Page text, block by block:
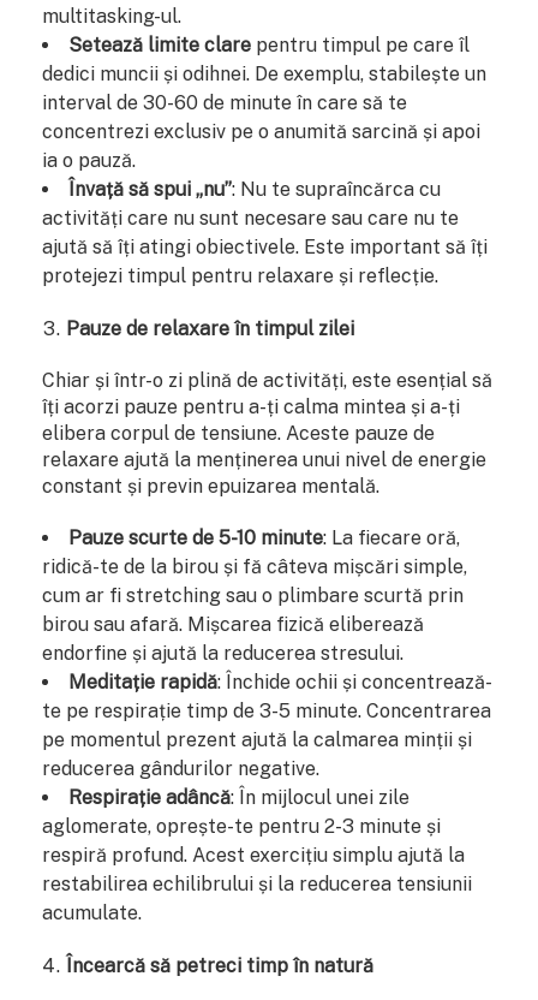
multitasking-ul.
Setează limite clare pentru timpul pe care îl
dedici muncii și odihnei. De exemplu, stabilește un
interval de 30-60 de minute în care să te
concentrezi exclusiv pe o anumită sarcină și apoi
ia o pauză.
Învață să spui „nu”: Nu te supraîncărca cu
activități care nu sunt necesare sau care nu te
ajută să îți atingi obiectivele. Este important să îți
protejezi timpul pentru relaxare și reflecție.
Pauze de relaxare în timpul zilei
Chiar și într-o zi plină de activități, este esențial să
îți acorzi pauze pentru a-ți calma mintea și a-ți
elibera corpul de tensiune. Aceste pauze de
relaxare ajută la menținerea unui nivel de energie
constant și previn epuizarea mentală.
Pauze scurte de 5-10 minute: La fiecare oră,
ridică-te de la birou și fă câteva mișcări simple,
cum ar fi stretching sau o plimbare scurtă prin
birou sau afară. Mișcarea fizică eliberează
endorfine și ajută la reducerea stresului.
Meditație rapidă: Închide ochii și concentrează-
te pe respirație timp de 3-5 minute. Concentrarea
pe momentul prezent ajută la calmarea minții și
reducerea gândurilor negative.
Respirație adâncă: În mijlocul unei zile
aglomerate, oprește-te pentru 2-3 minute și
respiră profund. Acest exercițiu simplu ajută la
restabilirea echilibrului și la reducerea tensiunii
acumulate.
Încearcă să petreci timp în natură